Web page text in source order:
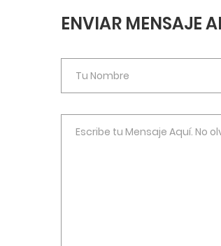
ENVIAR MENSAJE